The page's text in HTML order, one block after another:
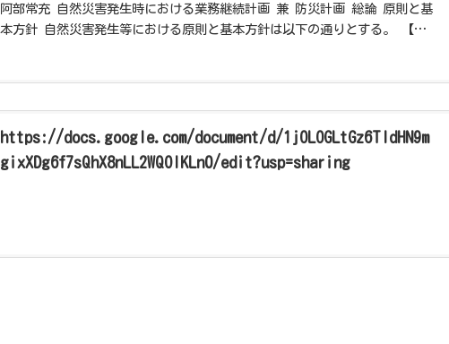
阿部常充 自然災害発生時における業務継続計画 兼 防災計画 総論 原則と基
本方針 自然災害発生等における原則と基本方針は以下の通りとする。 【原
https://docs.google.com/document/d/1jOLOGLtGz6TldHN9m
gixXDg6f7sQhX8nLL2WQOlKLn0/edit?usp=sharing